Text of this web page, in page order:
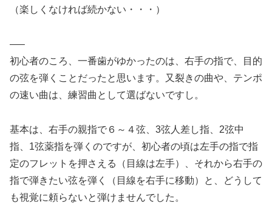
（楽しくなければ続かない・・・）
—–
初心者のころ、一番歯がゆかったのは、右手の指で、目的
の弦を弾くことだったと思います。又裂きの曲や、テンポ
の速い曲は、練習曲として選ばないですし。
基本は、右手の親指で６～４弦、3弦人差し指、2弦中
指、1弦薬指を弾くのですが、初心者の頃は左手の指で指
定のフレットを押さえる（目線は左手）、それから右手の
指で弾きたい弦を弾く（目線を右手に移動）と、どうして
も視覚に頼らないと弾けませんでした。